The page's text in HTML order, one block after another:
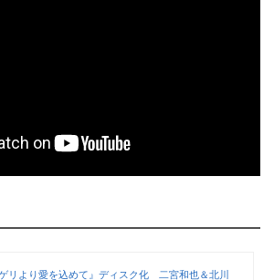
ゲリより愛を込めて』ディスク化 二宮和也＆北川